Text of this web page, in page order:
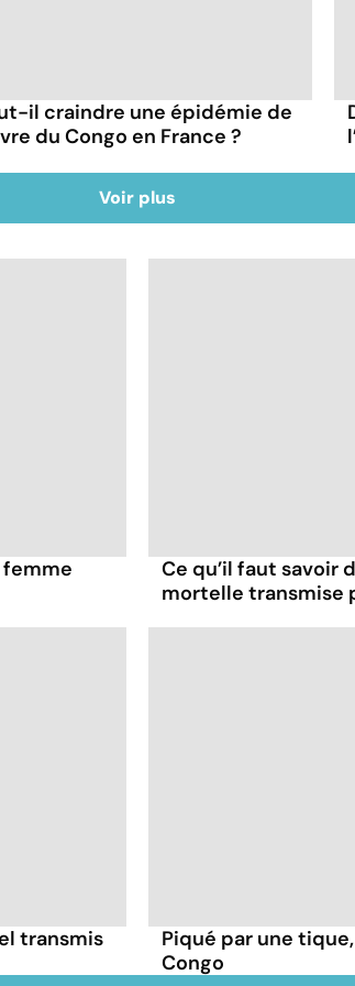
il craindre une épidémie de
du Congo en France ?
Voir plus
femme
Ce qu’il faut savoir
mortelle transmise
transmis
Piqué par une
Congo